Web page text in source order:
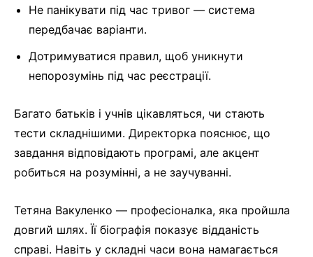
Не панікувати під час тривог — система
передбачає варіанти.
Дотримуватися правил, щоб уникнути
непорозумінь під час реєстрації.
Багато батьків і учнів цікавляться, чи стають
тести складнішими. Директорка пояснює, що
завдання відповідають програмі, але акцент
робиться на розумінні, а не заучуванні.
Тетяна Вакуленко — професіоналка, яка пройшла
довгий шлях. Її біографія показує відданість
справі. Навіть у складні часи вона намагається